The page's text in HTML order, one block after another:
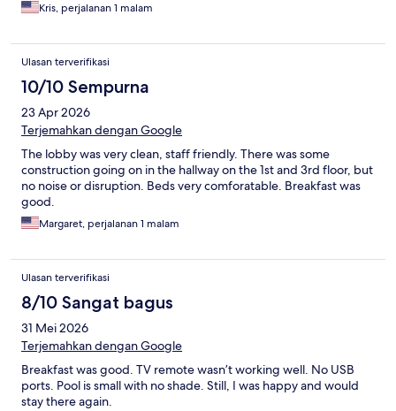
Kris, perjalanan 1 malam
Ulasan terverifikasi
10/10 Sempurna
23 Apr 2026
Terjemahkan dengan Google
The lobby was very clean, staff friendly. There was some
construction going on in the hallway on the 1st and 3rd floor, but
no noise or disruption. Beds very comforatable. Breakfast was
good.
Margaret, perjalanan 1 malam
Ulasan terverifikasi
8/10 Sangat bagus
31 Mei 2026
Terjemahkan dengan Google
Breakfast was good. TV remote wasn’t working well. No USB
ports. Pool is small with no shade. Still, I was happy and would
stay there again.